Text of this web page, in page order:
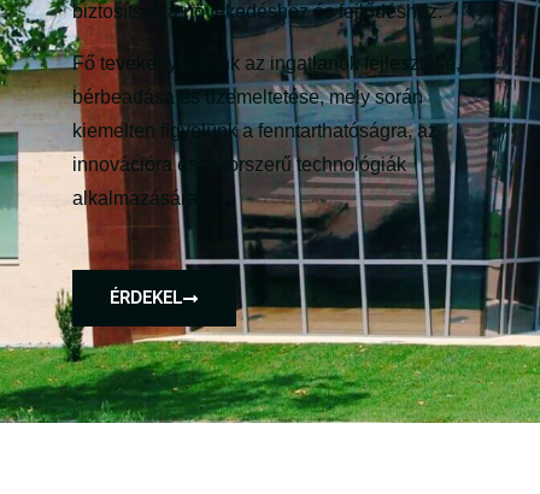
biztosítsuk a növekedéshez és fejlődéshez.
Fő tevékenységünk az ingatlanok fejlesztése,
bérbeadása és üzemeltetése, mely során
kiemelten figyelünk a fenntarthatóságra, az
innovációra és a korszerű technológiák
alkalmazására.
ÉRDEKEL